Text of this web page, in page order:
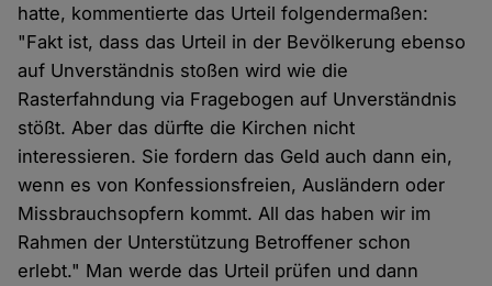
hatte, kommentierte das Urteil folgendermaßen:
"Fakt ist, dass das Urteil in der Bevölkerung ebenso
auf Unverständnis stoßen wird wie die
Rasterfahndung via Fragebogen auf Unverständnis
stößt. Aber das dürfte die Kirchen nicht
interessieren. Sie fordern das Geld auch dann ein,
wenn es von Konfessionsfreien, Ausländern oder
Missbrauchsopfern kommt. All das haben wir im
Rahmen der Unterstützung Betroffener schon
erlebt." Man werde das Urteil prüfen und dann